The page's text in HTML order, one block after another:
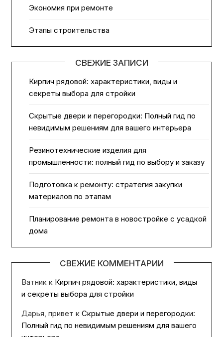
Экономия при ремонте
Этапы строительства
СВЕЖИЕ ЗАПИСИ
Кирпич рядовой: характеристики, виды и
секреты выбора для стройки
Скрытые двери и перегородки: Полный гид по
невидимым решениям для вашего интерьера
Резинотехнические изделия для
промышленности: полный гид по выбору и заказу
Подготовка к ремонту: стратегия закупки
материалов по этапам
Планирование ремонта в новостройке с усадкой
дома
СВЕЖИЕ КОММЕНТАРИИ
Ватник к Кирпич рядовой: характеристики, виды
и секреты выбора для стройки
Дарья, привет кСкрытые двери и перегородки:
Полный гид по невидимым решениям для вашего